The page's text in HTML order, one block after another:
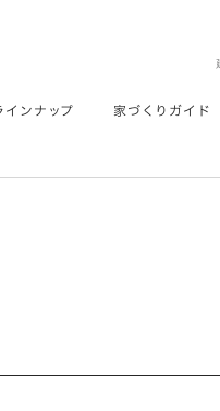
インナップ 家づくりガイド